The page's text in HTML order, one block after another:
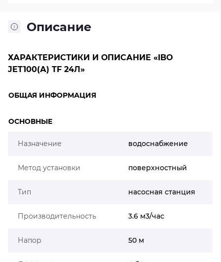
Описание
ХАРАКТЕРИСТИКИ И ОПИСАНИЕ «IBO
JET100(А) TF 24Л»
ОБЩАЯ ИНФОРМАЦИЯ
ОСНОВНЫЕ
Назначение водоснабжение
Метод установки поверхностный
Тип насосная станция
Производительность 3.6 м3/час
Напор 50 м